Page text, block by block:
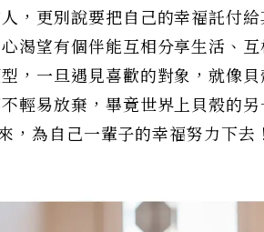
，更別說要把自己的幸福託付
渴望有個伴能互相分享生活、
，一旦遇見喜歡的對象，就像
輕易放棄，畢竟世界上貝殼的
為自己一輩子的幸福努力下去